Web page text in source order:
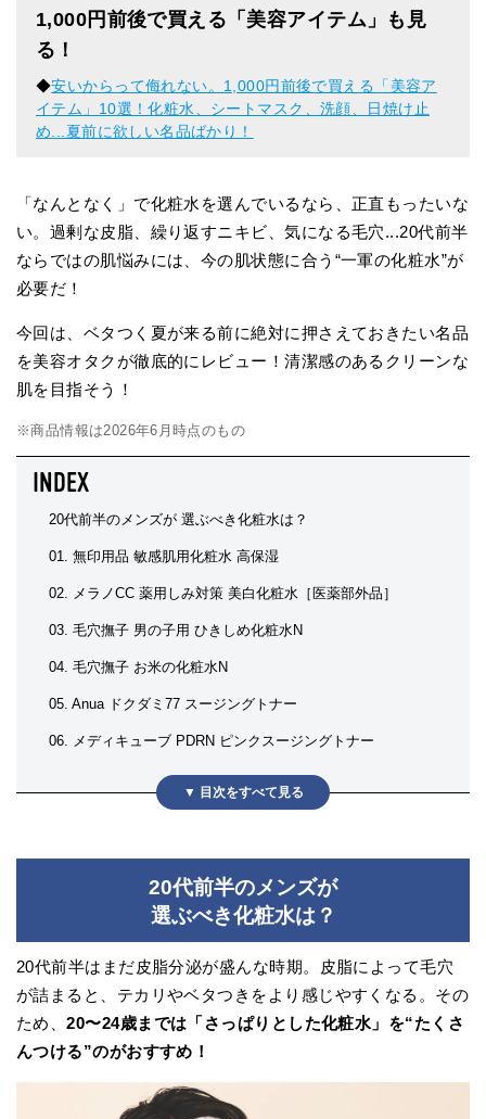
1,000円前後で買える「美容アイテム」も見
る！
◆安いからって侮れない。1,000円前後で買える「美容ア
イテム」10選！化粧水、シートマスク、洗顔、日焼け止
め...夏前に欲しい名品ばかり！
「なんとなく」で化粧水を選んでいるなら、正直もったいな
い。過剰な皮脂、繰り返すニキビ、気になる毛穴...20代前半
ならではの肌悩みには、今の肌状態に合う“一軍の化粧水”が
必要だ！
今回は、ベタつく夏が来る前に絶対に押さえておきたい名品
を美容オタクが徹底的にレビュー！清潔感のあるクリーンな
肌を目指そう！
※商品情報は2026年6月時点のもの
20代前半のメンズが 選ぶべき化粧水は？
01. 無印用品 敏感肌用化粧水 高保湿
02. メラノCC 薬用しみ対策 美白化粧水［医薬部外品］
03. 毛穴撫子 男の子用 ひきしめ化粧水N
04. 毛穴撫子 お米の化粧水N
05. Anua ドクダミ77 スージングトナー
06. メディキューブ PDRN ピンクスージングトナー
20代前半のメンズが
選ぶべき化粧水は？
20代前半はまだ皮脂分泌が盛んな時期。皮脂によって毛穴
が詰まると、テカリやベタつきをより感じやすくなる。その
ため、20〜24歳までは「さっぱりとした化粧水」を“たくさ
んつける”のがおすすめ！